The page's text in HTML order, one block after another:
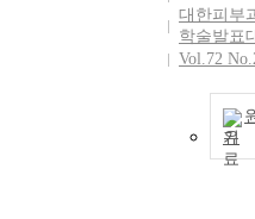
대한피부
학술발표
Vol.72
기